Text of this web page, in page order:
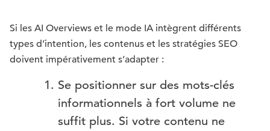
Si les AI Overviews et le mode IA intègrent différents
types d’intention, les contenus et les stratégies SEO
doivent impérativement s’adapter :
Se positionner sur des mots-clés
informationnels à fort volume ne
suffit plus. Si votre contenu ne